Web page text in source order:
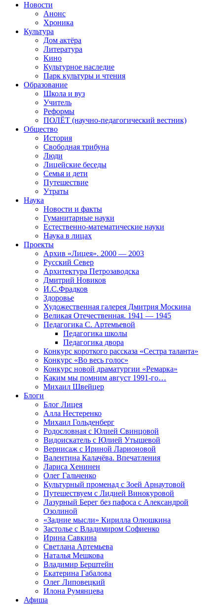
Новости
Анонс
Хроника
Культура
Дом актёра
Литература
Кино
Культурное наследие
Парк культуры и чтения
Образование
Школа и вуз
Учитель
Реформы
ПОЛЁТ (научно-педагогический вестник)
Общество
История
Свободная трибуна
Люди
Лицейские беседы
Семья и дети
Путешествие
Утраты
Наука
Новости и факты
Гуманитарные науки
Естественно-математические науки
Наука в лицах
Проекты
Архив «Лицея». 2000 — 2003
Русский Север
Архитектура Петрозаводска
Дмитрий Новиков
И.С.Фрадков
Здоровье
Художественная галерея Дмитрия Москина
Великая Отечественная. 1941 — 1945
Педагогика С. Артемьевой
Педагогика школы
Педагогика двора
Конкурс короткого рассказа «Сестра таланта»
Конкурс «Во весь голос»
Конкурс новой драматургии «Ремарка»
Каким мы помним август 1991-го…
Михаил Швейцер
Блоги
Блог Лицея
Алла Нестеренко
Михаил Гольденберг
Родословная с Юлией Свинцовой
Видоискатель с Юлией Утышевой
Вернисаж с Ириной Ларионовой
Валентина Калачёва. Впечатления
Лариса Хенинен
Олег Гальченко
Культурный променад с Зоей Арнаутовой
Путешествуем с Лидией Винокуровой
Лазурный Берег без пафоса с Александрой
Озолиной
«Задние мысли» Кирилла Олюшкина
Застолье с Владимиром Софиенко
Ирина Савкина
Светлана Артемьева
Наталья Мешкова
Владимир Берштейн
Екатерина Габалова
Олег Липовецкий
Илона Румянцева
Афиша